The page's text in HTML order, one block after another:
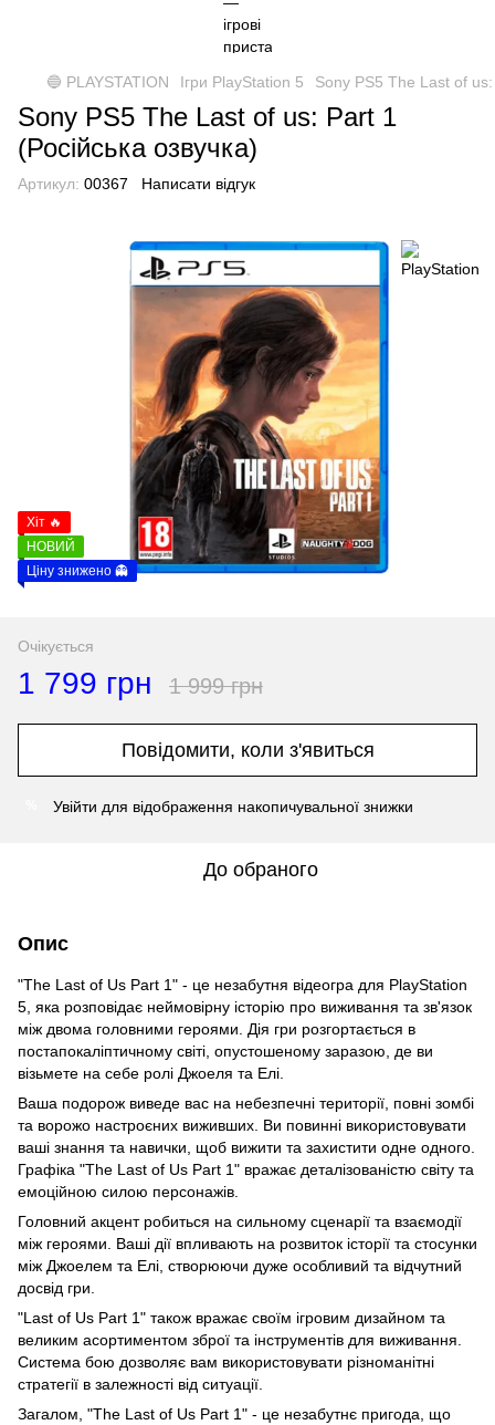
🔵 PLAYSTATION Ігри PlayStation 5 Sony PS5 The Last of us:
Sony PS5 The Last of us: Part 1
(Російська озвучка)
Артикул: 00367 Написати відгук
Хіт 🔥
НОВИЙ
Ціну знижено 👻
Очікується
1 799 грн 1 999 грн
Повідомити, коли з'явиться
Увійти для відображення накопичувальної знижки
До обраного
Опис
"The Last of Us Part 1" - це незабутня відеогра для PlayStation
5, яка розповідає неймовірну історію про виживання та зв'язок
між двома головними героями. Дія гри розгортається в
постапокаліптичному світі, опустошеному заразою, де ви
візьмете на себе ролі Джоеля та Елі.
Ваша подорож виведе вас на небезпечні території, повні зомбі
та ворожо настроєних виживших. Ви повинні використовувати
ваші знання та навички, щоб вижити та захистити одне одного.
Графіка "The Last of Us Part 1" вражає деталізованістю світу та
емоційною силою персонажів.
Головний акцент робиться на сильному сценарії та взаємодії
між героями. Ваші дії впливають на розвиток історії та стосунки
між Джоелем та Елі, створюючи дуже особливий та відчутний
досвід гри.
"Last of Us Part 1" також вражає своїм ігровим дизайном та
великим асортиментом зброї та інструментів для виживання.
Система бою дозволяє вам використовувати різноманітні
стратегії в залежності від ситуації.
Загалом, "The Last of Us Part 1" - це незабутнє пригода, що